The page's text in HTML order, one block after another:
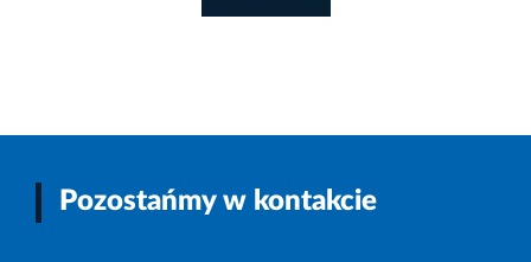
Pozostańmy w kontakcie